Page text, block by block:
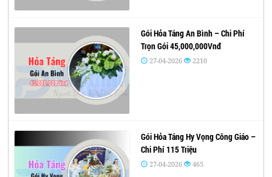
Gói Hỏa Táng An Bình – Chi Phí
Trọn Gói 45,000,000Vnđ
27-04-2026 2210
Gói Hỏa Táng Hy Vọng Công Giáo –
Chi Phí 115 Triệu
27-04-2026 465